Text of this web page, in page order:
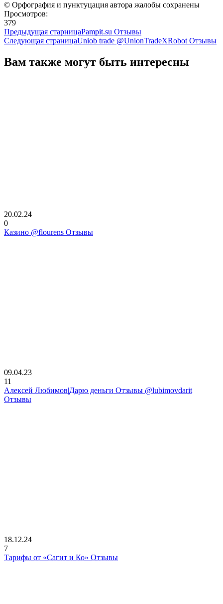
© Орфография и пунктуцация автора жалобы сохранены
Просмотров:
379
Предыдущая старницаPampit.su Отзывы
Следующая страницаUniob trade @UnionTradeXRobot Отзывы
Вам также могут быть интересны
20.02.24
0
Казино @flourens Отзывы
09.04.23
11
Алексей Любимов|Дарю деньги Отзывы @lubimovdarit
Отзывы
18.12.24
7
Тарифы от «Сагит и Ко» Отзывы